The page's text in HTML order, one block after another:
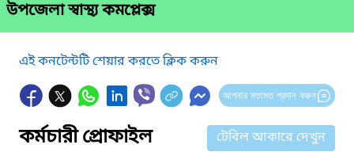
উপজেলা স্বাস্থ্য কমপ্লেক্স
এই কনটেন্টটি শেয়ার করতে ক্লিক করুন
আপনার মতামত প্রদান করুন
কর্মচারী প্রোফাইল টেবিল আকারে দেখুন